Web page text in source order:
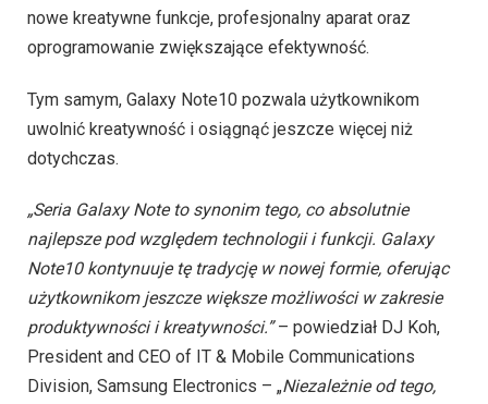
nowe kreatywne funkcje, profesjonalny aparat oraz
oprogramowanie zwiększające efektywność.
Tym samym, Galaxy Note10 pozwala użytkownikom
uwolnić kreatywność i osiągnąć jeszcze więcej niż
dotychczas.
„Seria Galaxy Note to synonim tego, co absolutnie
najlepsze pod względem technologii i funkcji. Galaxy
Note10 kontynuuje tę tradycję w nowej formie, oferując
użytkownikom jeszcze większe możliwości w zakresie
produktywności i kreatywności.”– powiedział DJ Koh,
President and CEO of IT & Mobile Communications
Division, Samsung Electronics – „Niezależnie od tego,